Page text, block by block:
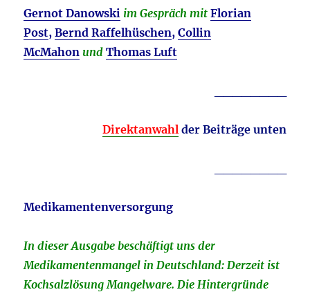
Gernot Danowski im Gespräch mitFlorian
Post,Bernd Raffelhüschen,Collin
McMahon undThomas Luft
Direktanwahl der Beiträge unten
Medikamentenversorgung
In dieser Ausgabe beschäftigt uns der
Medikamentenmangel in Deutschland: Derzeit ist
Kochsalzlösung Mangelware. Die Hintergründe